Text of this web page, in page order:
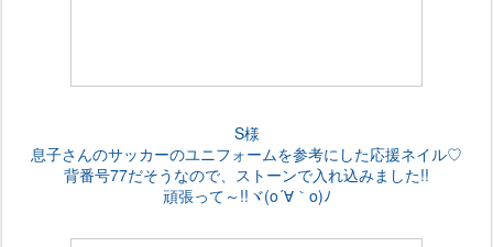
S様
息子さんのサッカーのユニフォームを参考にした応援ネイル♡
背番号77だそうなので、ストーンで入れ込みました!!
頑張って～!!ヾ(o´∀｀o)ﾉ